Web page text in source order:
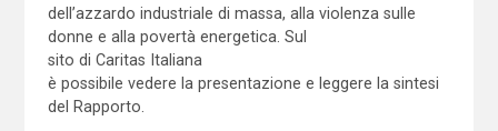
dell’azzardo industriale di massa, alla violenza sulle
donne e alla povertà energetica. Sul
sito di Caritas Italiana
è possibile vedere la presentazione e leggere la sintesi
del Rapporto.